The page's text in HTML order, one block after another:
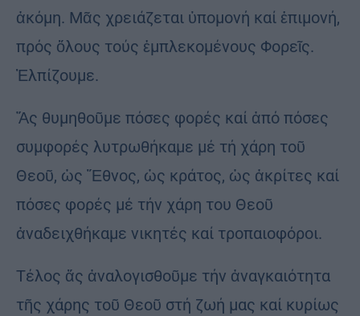
ἀκόμη. Μᾶς χρειάζεται ὑπομονή καί ἐπιμονή,
πρός ὅλους τούς ἐμπλεκομένους Φορεῖς.
Ἐλπίζουμε.
Ἄς θυμηθοῦμε πόσες φορές καί ἀπό πόσες
συμφορές λυτρωθήκαμε μέ τή χάρη τοῦ
Θεοῦ, ὡς Ἔθνος, ὡς κράτος, ὡς ἀκρίτες καί
πόσες φορές μέ τήν χάρη του Θεοῦ
ἀναδειχθήκαμε νικητές καί τροπαιοφόροι.
Τέλος ἄς ἀναλογισθοῦμε τήν ἀναγκαιότητα
τῆς χάρης τοῦ Θεοῦ στή ζωή μας καί κυρίως